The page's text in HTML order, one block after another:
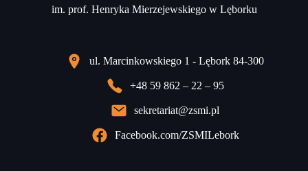
im. prof. Henryka Mierzejewskiego w Lęborku
ul. Marcinkowskiego 1 - Lębork 84-300
+48 59 862 – 22 – 95
sekretariat@zsmi.pl
Facebook.com/ZSMILebork